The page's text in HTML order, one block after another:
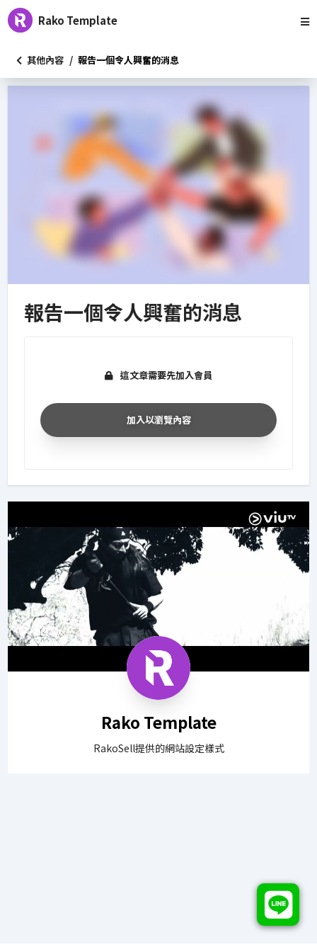
Rako Template
其他內容 / 報告一個令人興奮的消息
報告一個令人興奮的消息
這文章需要先加入會員
加入以瀏覽內容
Rako Template
RakoSell提供的網站設定樣式